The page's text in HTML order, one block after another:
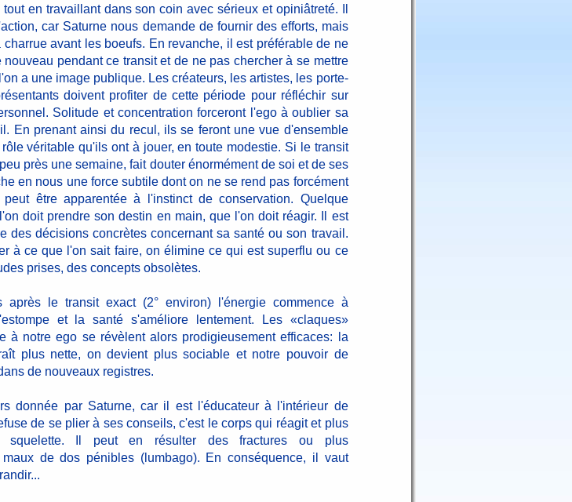
en travaillant dans son coin avec sérieux et opiniâtreté. Il
car Saturne nous demande de fournir des efforts, mais
avant les boeufs. En revanche, il est préférable de ne
nouveau pendant ce transit et de ne pas chercher à se mettre
a une image publique. Les créateurs, les artistes, les porte-
doivent profiter de cette période pour réfléchir sur
Solitude et concentration forceront l'ego à oublier sa
En prenant ainsi du recul, ils se feront une vue d'ensemble
véritable qu'ils ont à jouer, en toute modestie. Si le transit
près une semaine, fait douter énormément de soi et de ses
en nous une force subtile dont on ne se rend pas forcément
peut être apparentée à l'instinct de conservation. Quelque
doit prendre son destin en main, que l'on doit réagir. Il est
des décisions concrètes concernant sa santé ou son travail.
à ce que l'on sait faire, on élimine ce qui est superflu ou ce
prises, des concepts obsolètes.
après le transit exact (2° environ) l'énergie commence à
et la santé s'améliore lentement. Les «claques»
à notre ego se révèlent alors prodigieusement efficaces: la
plus nette, on devient plus sociable et notre pouvoir de
de nouveaux registres.
donnée par Saturne, car il est l'éducateur à l'intérieur de
de se plier à ses conseils, c'est le corps qui réagit et plus
squelette. Il peut en résulter des fractures ou plus
maux de dos pénibles (lumbago). En conséquence, il vaut